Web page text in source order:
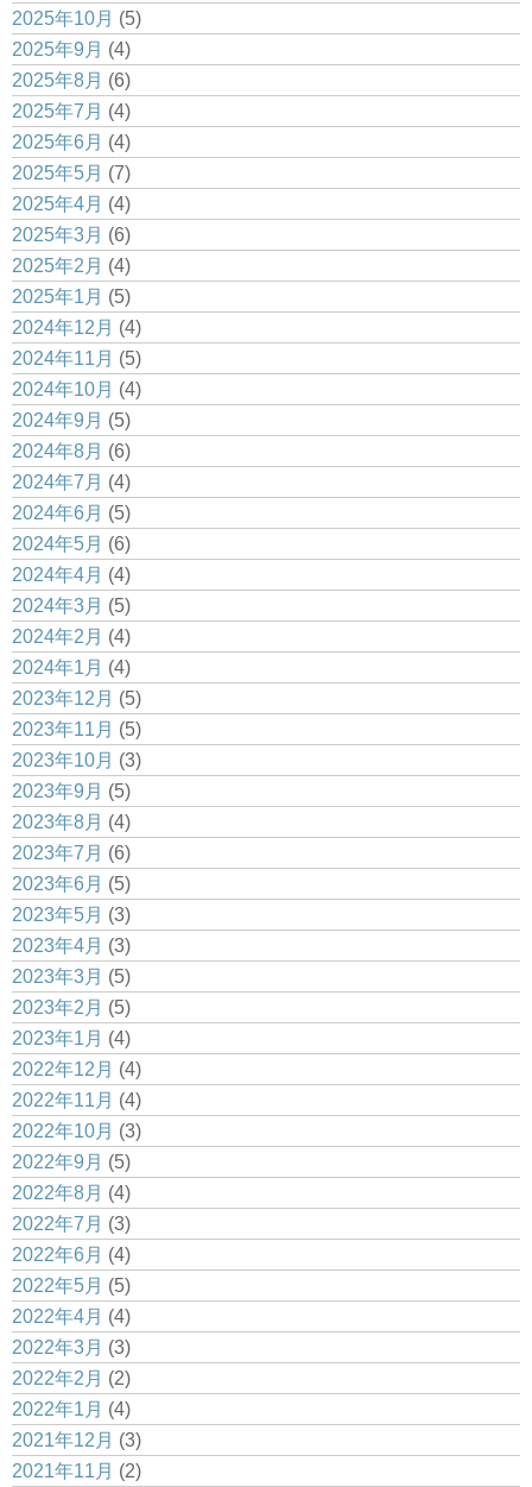
2025年10月 (5)
2025年9月 (4)
2025年8月 (6)
2025年7月 (4)
2025年6月 (4)
2025年5月 (7)
2025年4月 (4)
2025年3月 (6)
2025年2月 (4)
2025年1月 (5)
2024年12月 (4)
2024年11月 (5)
2024年10月 (4)
2024年9月 (5)
2024年8月 (6)
2024年7月 (4)
2024年6月 (5)
2024年5月 (6)
2024年4月 (4)
2024年3月 (5)
2024年2月 (4)
2024年1月 (4)
2023年12月 (5)
2023年11月 (5)
2023年10月 (3)
2023年9月 (5)
2023年8月 (4)
2023年7月 (6)
2023年6月 (5)
2023年5月 (3)
2023年4月 (3)
2023年3月 (5)
2023年2月 (5)
2023年1月 (4)
2022年12月 (4)
2022年11月 (4)
2022年10月 (3)
2022年9月 (5)
2022年8月 (4)
2022年7月 (3)
2022年6月 (4)
2022年5月 (5)
2022年4月 (4)
2022年3月 (3)
2022年2月 (2)
2022年1月 (4)
2021年12月 (3)
2021年11月 (2)